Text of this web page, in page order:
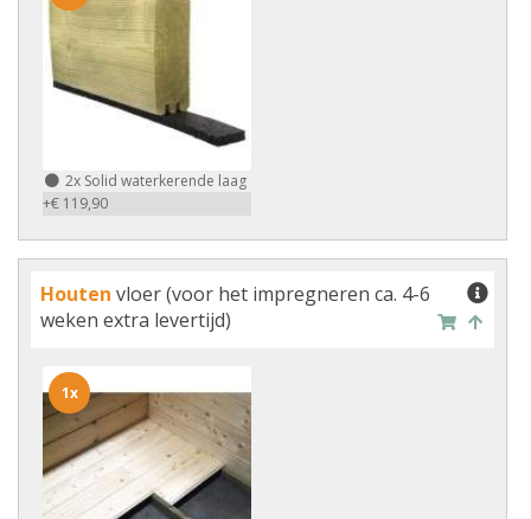
2x Solid waterkerende laag
+€ 119,90
Houten vloer (voor het impregneren ca. 4-6
weken extra levertijd)
1x